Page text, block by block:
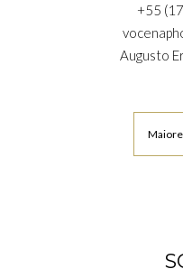
+55
Augusto